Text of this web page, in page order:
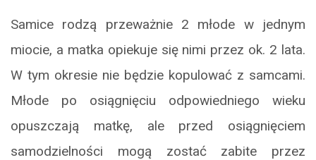
Samice rodzą przeważnie 2 młode w jednym
miocie, a matka opiekuje się nimi przez ok. 2 lata.
W tym okresie nie będzie kopulować z samcami.
Młode po osiągnięciu odpowiedniego wieku
opuszczają matkę, ale przed osiągnięciem
samodzielności mogą zostać zabite przez